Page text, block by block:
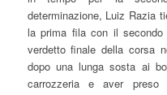
determinazione, Luiz Razia
la prima fila con il
verdetto finale della corsa
dopo una lunga sosta ai
carrozzeria e aver